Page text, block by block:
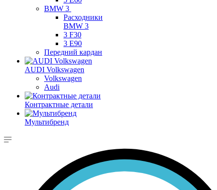
BMW 3
Расходники
BMW 3
3 F30
3 E90
Передний кардан
AUDI Volkswagen
Volkswagen
Audi
Контрактные детали
Мультибренд